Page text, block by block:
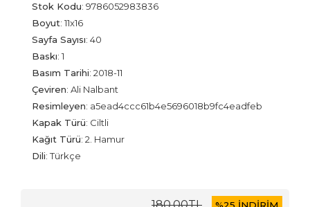
Stok Kodu: 9786052983836
Boyut: 11x16
Sayfa Sayısı: 40
Baskı: 1
Basım Tarihi: 2018-11
Çeviren: Ali Nalbant
Resimleyen: a5ead4ccc61b4e5696018b9fc4eadfeb
Kapak Türü: Ciltli
Kağıt Türü: 2. Hamur
Dili:Türkçe